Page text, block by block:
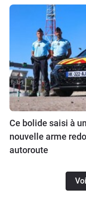
Ce bolide saisi à
nouvelle arme
autoroute